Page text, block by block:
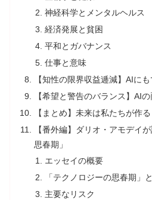
神経科学とメンタルヘルス
経済発展と貧困
平和とガバナンス
仕事と意味
【知性の限界収益逓減】AIに
【希望と警告のバランス】AI
【まとめ】未来は私たちが作る
【番外編】ダリオ・アモデイ
思春期」
エッセイの概要
「テクノロジーの思春期」
主要なリスク